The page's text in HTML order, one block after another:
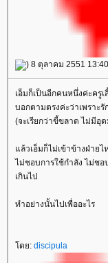
) 8 ตุลาคม 2551
เอ็มก็เป็นอีกคนหนึ่งค่ะครู
บอกตามตรงค่ะว่าเพราะรั
(จะเรียกว่าขี้ขลาด ไม่มีอุ
ล้วเอ็มก็ไม่เข้าข้างฝ่าย
ไม่ชอบการใช้กำลัง ไม่ช
เกินไป
ทำอย่างนั้นไปเพื่ออะไร
ดย: discipula